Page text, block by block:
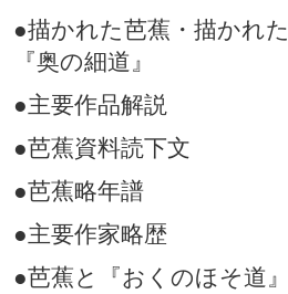
●描かれた芭蕉・描かれた
『奥の細道』
●主要作品解説
●芭蕉資料読下文
●芭蕉略年譜
●主要作家略歴
●芭蕉と『おくのほそ道』